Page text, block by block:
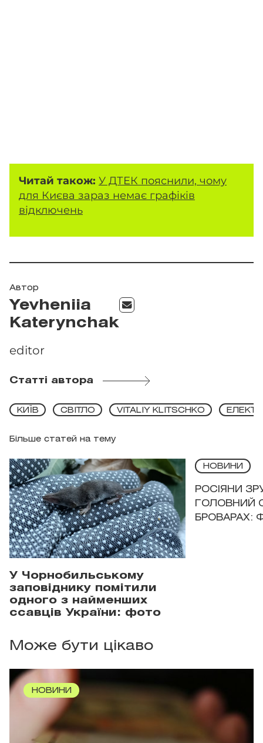
Читай також: У ДТЕК пояснили, чому
для Києва зараз немає графіків
відключень
Автор
Yevheniia
Katerynchak
editor
Статті автора
Більше статей на тему
КИЇВ СВІТЛО VITALIY KLITSCHKO
У Чорнобильському
заповіднику помітили
одного з найменших
ссавців України: фото
НОВИНИ
РОСІЯНИ
ГОЛОВНИЙ
БРОВАРАХ:
Може бути цікаво
НОВИНИ